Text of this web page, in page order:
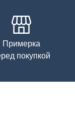
Примерка
покупкой